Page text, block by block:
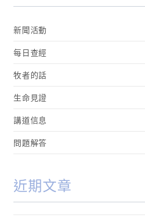
新聞活動
每日查經
牧者的話
生命見證
講道信息
問題解答
近期文章